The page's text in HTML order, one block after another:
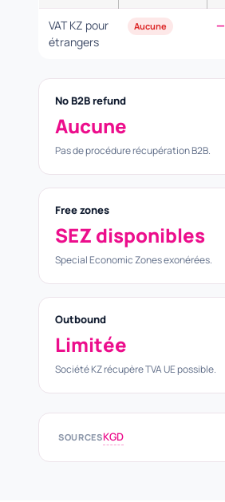
VAT KZ pour
étrangers
Aucune —
No B2B refund
Aucune
Pas de procédure récupération B2B.
Free zones
SEZ disponibles
Special Economic Zones exonérées.
Outbound
Limitée
Société KZ récupère TVA UE possible.
SOURCESKGD